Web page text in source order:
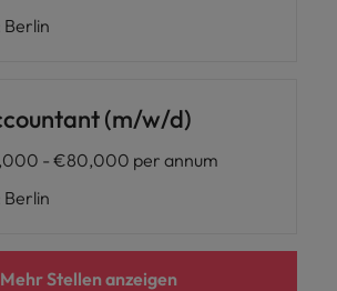
Berlin
(m/w/d)
- €80,000 per annum
Berlin
Mehr Stellen anzeigen